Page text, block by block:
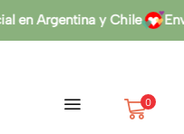
en Argentina y Chile
0